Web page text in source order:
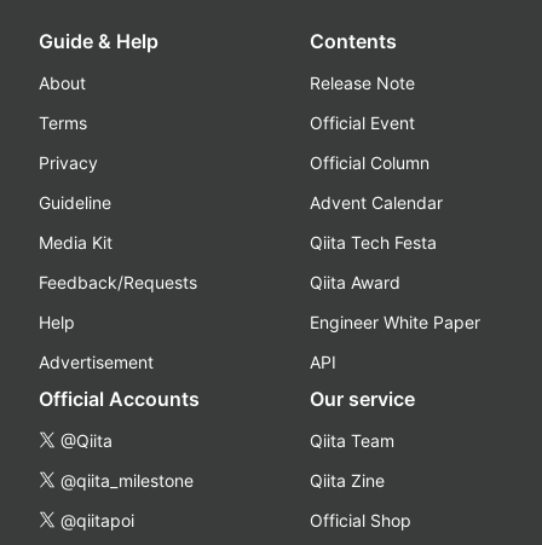
Guide & Help
About
Terms
Privacy
Guideline
Media Kit
Feedback/Requests
Help
Advertisement
Contents
Release Note
Official Event
Official Column
Advent Calendar
Qiita Tech Festa
Qiita Award
Engineer White Paper
API
Official Accounts
@Qiita
@qiita_milestone
@qiitapoi
Our service
Qiita Team
Qiita Zine
Official Shop